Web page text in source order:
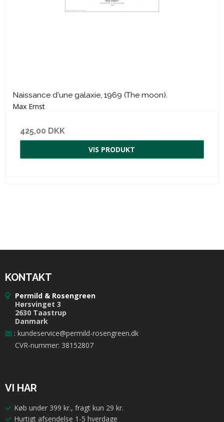
Naissance d'une galaxie, 1969 (The moon).
Max Ernst
425,00 DKK
VIS PRODUKT
KONTAKT
Permild & Rosengreen
Hørsvinget 3
2630 Taastrup
Danmark
: kundeservice@permild-rosengreen.dk
CVR-nummer: 38152807
VI HAR
Køb under 399 kr., fragt kun 29 kr.
Hurtigt afsendelse 1-5 hverdage